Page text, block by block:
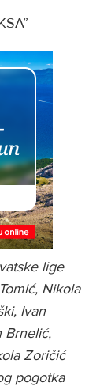
lige
Nikola
Ivan
Brnelić,
Zoričić
pogotka